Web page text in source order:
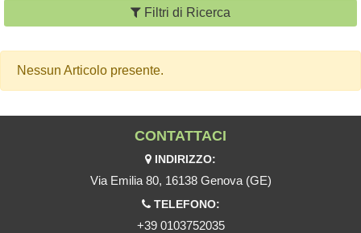
Filtri di Ricerca
Nessun Articolo presente.
CONTATTACI
INDIRIZZO:
Via Emilia 80, 16138 Genova (GE)
TELEFONO:
+39 0103752035